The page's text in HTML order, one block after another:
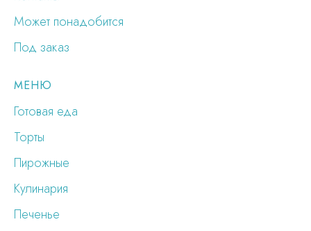
Может понадобится
Под заказ
МЕНЮ
Готовая еда
Торты
Пирожные
Кулинария
Печенье